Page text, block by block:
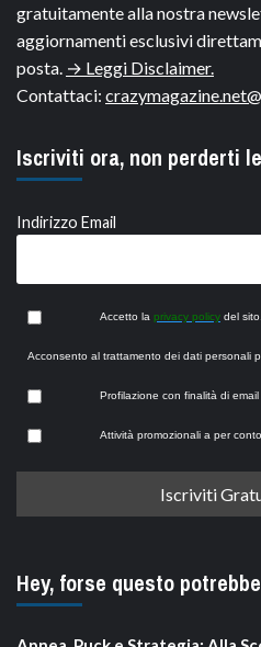
gratuitamente alla nostra
aggiornamenti esclusivi
posta. → Leggi Disclaimer.
Contattaci:
Iscriviti ora, non perderti
Indirizzo Email
Accetto la privacy policy del sito.
Acconsento al trattamento dei dati personali
Profilazione con finalità di email
Attività promozionali a per conto
Hey, forse questo